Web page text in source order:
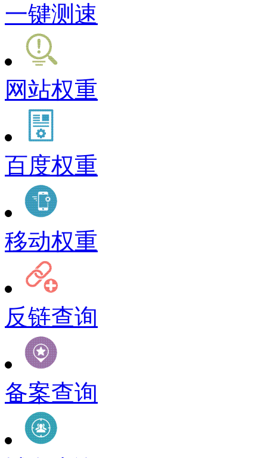
一键测速
网站权重
百度权重
移动权重
反链查询
备案查询